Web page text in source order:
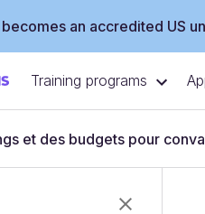
an accredited US
Training programs
et des budgets pour